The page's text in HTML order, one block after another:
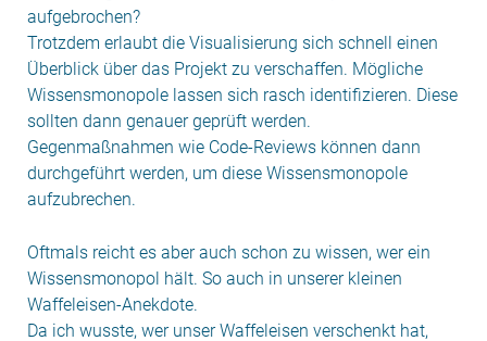
aufgebrochen?
Trotzdem erlaubt die Visualisierung sich schnell einen
Überblick über das Projekt zu verschaffen. Mögliche
Wissensmonopole lassen sich rasch identifizieren. Diese
sollten dann genauer geprüft werden.
Gegenmaßnahmen wie Code-Reviews können dann
durchgeführt werden, um diese Wissensmonopole
aufzubrechen.
Oftmals reicht es aber auch schon zu wissen, wer ein
Wissensmonopol hält. So auch in unserer kleinen
Waffeleisen-Anekdote.
Da ich wusste, wer unser Waffeleisen verschenkt hat,